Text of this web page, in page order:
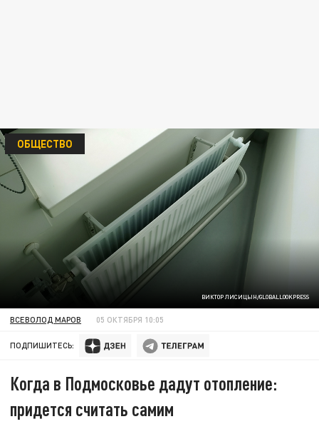
ВИКТОР ЛИСИЦЫН/GLOBALLOOKPRESS
ОБЩЕСТВО
ВСЕВОЛОД МАРОВ 05 ОКТЯБРЯ 10:05
ПОДПИШИТЕСЬ:
Когда в Подмосковье дадут отопление:
придется считать самим